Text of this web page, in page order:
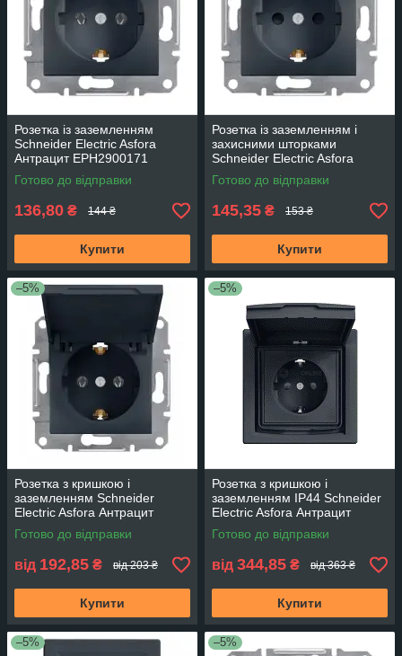
Розетка із заземленням
Schneider Electric Asfora
Антрацит EPH2900171
Готово до відправки
136,80 ₴ 144 ₴
Купити
Розетка із заземленням і
захисними шторками
Schneider Electric Asfora
Антрацит EPH2900271
Готово до відправки
145,35 ₴ 153 ₴
Купити
–5%
Розетка з кришкою і
заземленням Schneider
Electric Asfora Антрацит
EPH3100171
Готово до відправки
від 192,85 ₴ від 203 ₴
Купити
–5%
Розетка з кришкою і
заземленням IP44 Schneider
Electric Asfora Антрацит
EPH3100371
Готово до відправки
від 344,85 ₴ від 363 ₴
Купити
–5% –5%